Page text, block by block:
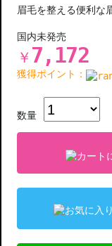
眉毛を整える便利な
国内未発売
￥ 7,172
獲得ポイント：
数量